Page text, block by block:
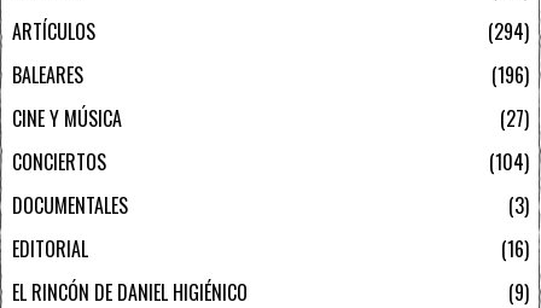
ARTÍCULOS
294
BALEARES
196
CINE Y MÚSICA
27
CONCIERTOS
104
DOCUMENTALES
3
EDITORIAL
16
EL RINCÓN DE DANIEL HIGIÉNICO
9